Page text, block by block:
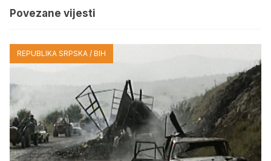
Povezane vijesti
REPUBLIKA SRPSKA / BIH